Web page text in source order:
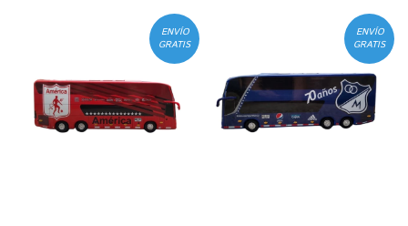
ENVÍO
GRATIS
ENVÍO
GRATIS